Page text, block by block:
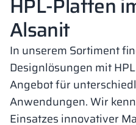
HPL-Platten
Alsanit
In unserem Sortiment
Designlösungen mit
Angebot für
Anwendungen. Wir
Einsatzes innovativer